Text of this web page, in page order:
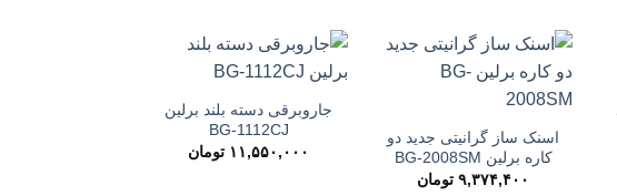
اسنک ساز گرانیتی جدید دو
کاره برلین BG-2008SM
۹,۳۷۴,۴۰۰ تومان
جاروبرقی دسته بلند برلین
BG-1112CJ
۱۱,۵۵۰,۰۰۰ تومان